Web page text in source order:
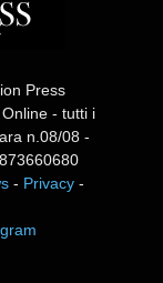
Press
- tutti i
n.08/08 -
- Privacy -